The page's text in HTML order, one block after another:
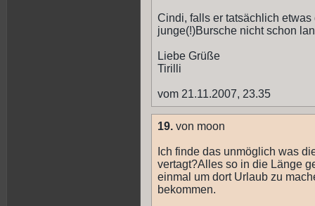
Cindi, falls er tatsächlich
junge(!)Bursche nicht schon
Liebe Grüße
Tirilli
vom 21.11.2007, 23.35
19. von moon
Ich finde das unmöglich was
vertagt?Alles so in die Länge
einmal um dort Urlaub zu
bekommen.